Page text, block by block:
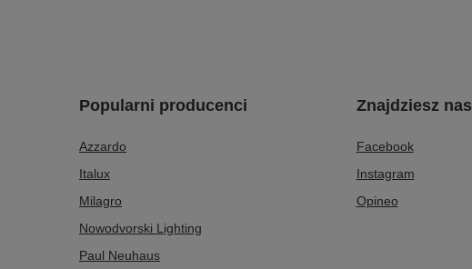
Popularni producenci
Azzardo
Italux
Milagro
Nowodvorski Lighting
Paul Neuhaus
Znajdziesz nas
Facebook
Instagram
Opineo